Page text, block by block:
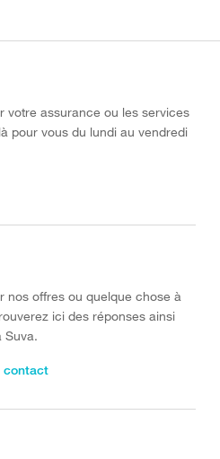
votre assurance ou les services
pour vous du lundi au vendredi
nos offres ou quelque chose à
ici des réponses ainsi
Suva.
contact